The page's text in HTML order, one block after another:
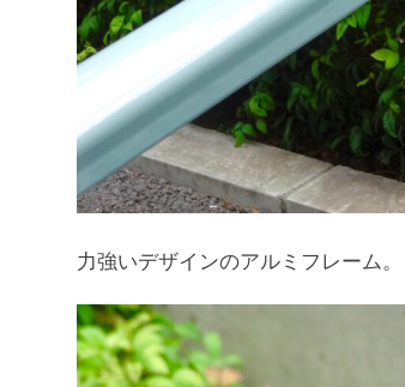
力強いデザインのアルミフレーム。